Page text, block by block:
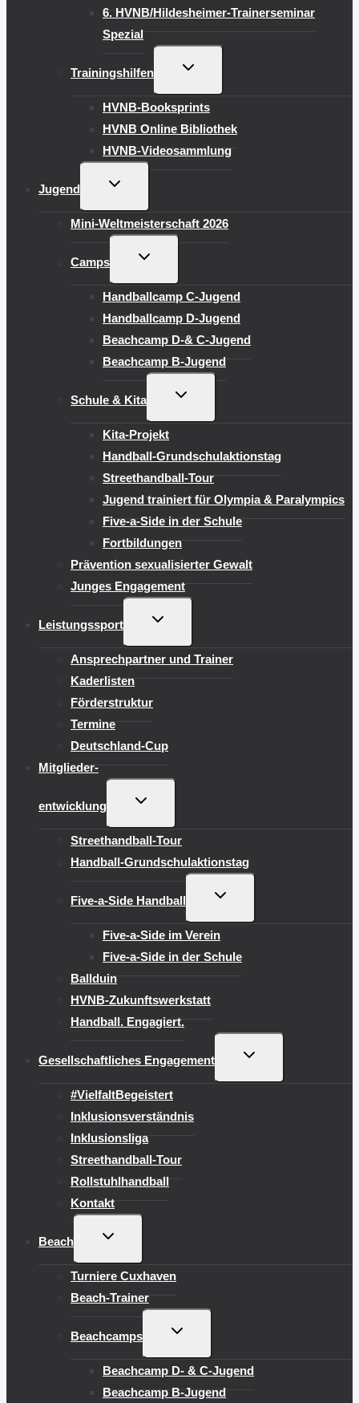
6. HVNB/Hildesheimer-Trainerseminar
Spezial
Trainingshilfen
UNTERMENÜ
HVNB-Booksprints
HVNB Online Bibliothek
HVNB-Videosammlung
Jugend
UNTERMENÜ
Mini-Weltmeisterschaft 2026
Camps
UNTERMENÜ
Handballcamp C-Jugend
Handballcamp D-Jugend
Beachcamp D-& C-Jugend
Beachcamp B-Jugend
Schule & Kita
UNTERMENÜ
Kita-Projekt
Handball-Grundschulaktionstag
Streethandball-Tour
Jugend trainiert für Olympia & Paralympics
Five-a-Side in der Schule
Fortbildungen
Prävention sexualisierter Gewalt
Junges Engagement
Leistungssport
UNTERMENÜ
Ansprechpartner und Trainer
Kaderlisten
Förderstruktur
Termine
Deutschland-Cup
Mitglieder-
entwicklung
UNTERMENÜ
Streethandball-Tour
Handball-Grundschulaktionstag
Five-a-Side Handball
UNTERMENÜ
Five-a-Side im Verein
Five-a-Side in der Schule
Ballduin
HVNB-Zukunftswerkstatt
Handball. Engagiert.
Gesellschaftliches Engagement
UNTERMENÜ
#VielfaltBegeistert
Inklusionsverständnis
Inklusionsliga
Streethandball-Tour
Rollstuhlhandball
Kontakt
Beach
UNTERMENÜ
Turniere Cuxhaven
Beach-Trainer
Beachcamps
UNTERMENÜ
Beachcamp D- & C-Jugend
Beachcamp B-Jugend